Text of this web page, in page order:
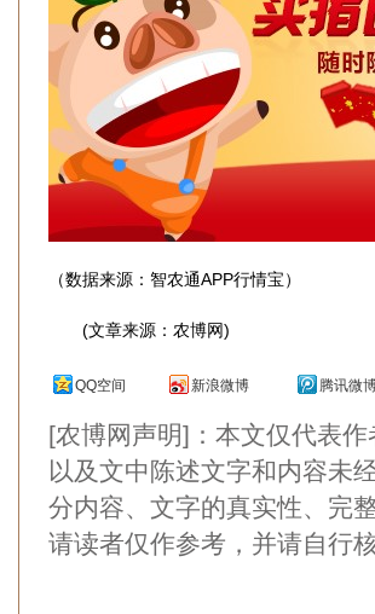
（数据来源：智农通APP行情宝）
(文章来源：农博网)
QQ空间 新浪微博 腾讯微
[农博网声明]：本文仅代表
以及文中陈述文字和内容未
分内容、文字的真实性、完
请读者仅作参考，并请自行